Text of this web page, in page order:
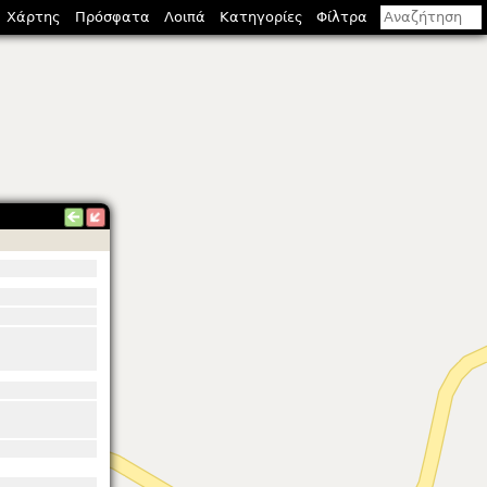
Χάρτης Πρόσφατα Λοιπά Κατηγορίες Φίλτρα